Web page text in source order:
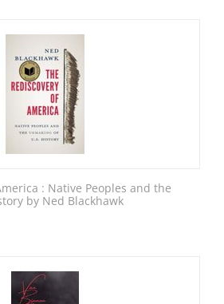
: Native Peoples and the
by Ned Blackhawk